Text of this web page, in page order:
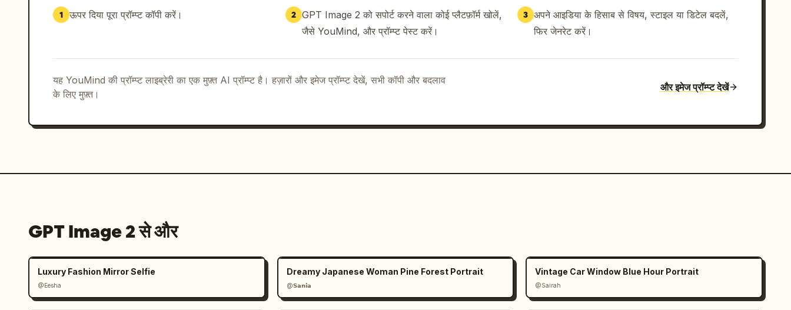
1 ऊपर दिया पूरा प्रॉम्प्ट कॉपी करें। 2 GPT Image 2 को सपोर्ट करने वाला कोई प्लैटफ़ॉर्म खोलें,
जैसे YouMind, और प्रॉम्प्ट पेस्ट करें।
3 अपने आइडिया के हिसाब से विषय, स्टाइल या डिटेल बदलें,
फिर जेनरेट करें।
यह YouMind की प्रॉम्प्ट लाइब्रेरी का एक मुफ़्त AI प्रॉम्प्ट है। हज़ारों और इमेज प्रॉम्प्ट देखें, सभी कॉपी और बदलाव
के लिए मुफ़्त।
और इमेज प्रॉम्प्ट देखें
GPT Image 2 से और
Luxury Fashion Mirror Selfie
@Eesha
Dreamy Japanese Woman Pine Forest Portrait
@𝗦𝗮𝗻𝗶𝗮
Vintage Car Window Blue Hour Portrait
@Sairah